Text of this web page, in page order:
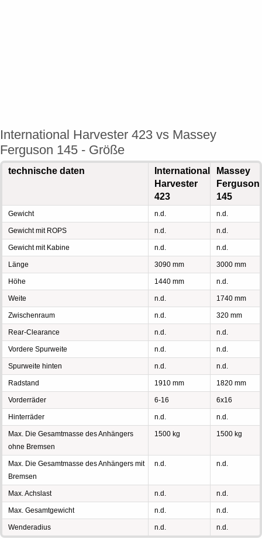
International Harvester 423 vs Massey
Ferguson 145 - Größe
technische daten
International
Harvester
423
Massey
Ferguson
145
Gewicht n.d. n.d.
Gewicht mit ROPS n.d. n.d.
Gewicht mit Kabine n.d. n.d.
Länge 3090 mm 3000 mm
Höhe 1440 mm n.d.
Weite n.d. 1740 mm
Zwischenraum n.d. 320 mm
Rear-Clearance n.d. n.d.
Vordere Spurweite n.d. n.d.
Spurweite hinten n.d. n.d.
Radstand 1910 mm 1820 mm
Vorderräder 6-16 6x16
Hinterräder n.d. n.d.
Max. Die Gesamtmasse des Anhängers
ohne Bremsen
1500 kg 1500 kg
Max. Die Gesamtmasse des Anhängers mit
Bremsen
n.d. n.d.
Max. Achslast n.d. n.d.
Max. Gesamtgewicht n.d. n.d.
Wenderadius n.d. n.d.